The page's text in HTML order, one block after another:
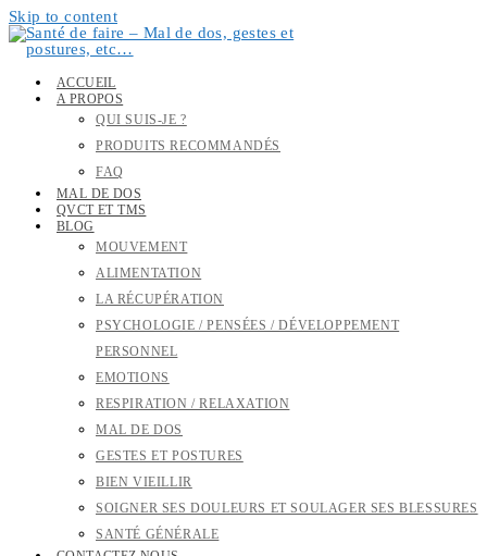
Skip to content
ACCUEIL
A PROPOS
QUI SUIS-JE ?
PRODUITS RECOMMANDÉS
FAQ
MAL DE DOS
QVCT ET TMS
BLOG
MOUVEMENT
ALIMENTATION
LA RÉCUPÉRATION
PSYCHOLOGIE / PENSÉES / DÉVELOPPEMENT
PERSONNEL
EMOTIONS
RESPIRATION / RELAXATION
MAL DE DOS
GESTES ET POSTURES
BIEN VIEILLIR
SOIGNER SES DOULEURS ET SOULAGER SES BLESSURES
SANTÉ GÉNÉRALE